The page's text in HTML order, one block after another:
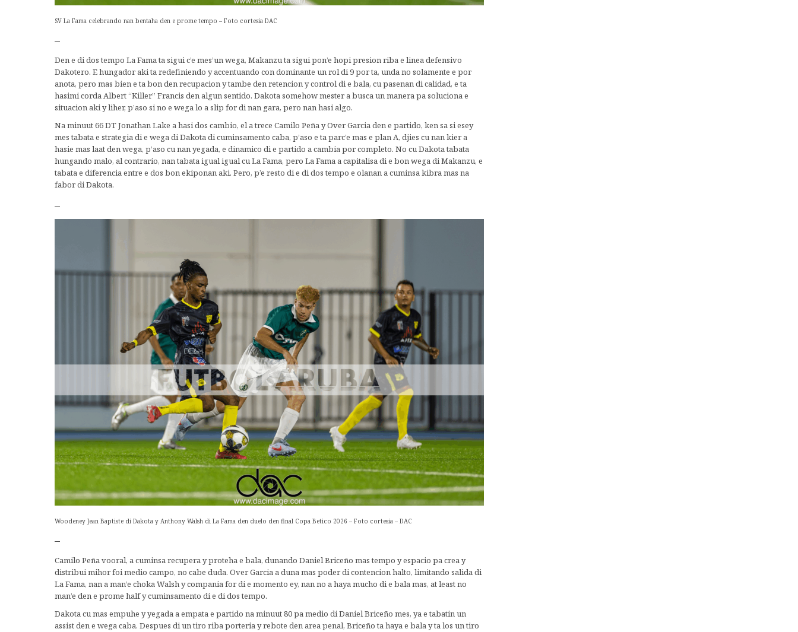
SV La Fama celebrando nan bentaha den e prome tempo – Foto cortesia DAC
–
Den e di dos tempo La Fama ta sigui c’e mes’un wega, Makanzu ta sigui pon’e hopi presion riba e linea defensivo
Dakotero. E hungador aki ta redefiniendo y accentuando con dominante un rol di 9 por ta, unda no solamente e por
anota, pero mas bien e ta bon den recupacion y tambe den retencion y control di e bala, cu pasenan di calidad, e ta
hasimi corda Albert “Killer” Francis den algun sentido. Dakota somehow mester a busca un manera pa soluciona e
situacion aki y liher, p’aso si no e wega lo a slip for di nan gara, pero nan hasi algo.
Na minuut 66 DT Jonathan Lake a hasi dos cambio, el a trece Camilo Peña y Over Garcia den e partido, ken sa si esey
mes tabata e strategia di e wega di Dakota di cuminsamento caba, p’aso e ta parc’e mas e plan A, djies cu nan kier a
hasie mas laat den wega, p’aso cu nan yegada, e dinamico di e partido a cambia por completo. No cu Dakota tabata
hungando malo, al contrario, nan tabata igual igual cu La Fama, pero La Fama a capitalisa di e bon wega di Makanzu, e
tabata e diferencia entre e dos bon ekiponan aki. Pero, p’e resto di e di dos tempo e olanan a cuminsa kibra mas na
fabor di Dakota.
–
Woodeney Jean Baptiste di Dakota y Anthony Walsh di La Fama den duelo den final Copa Betico 2026 – Foto cortesia – DAC
–
Camilo Peña vooral, a cuminsa recupera y proteha e bala, dunando Daniel Briceño mas tempo y espacio pa crea y
distribui mihor foi medio campo, no cabe duda. Over Garcia a duna mas poder di contencion halto, limitando salida di
La Fama, nan a man’e choka Walsh y compania for di e momento ey, nan no a haya mucho di e bala mas, at least no
man’e den e prome half y cuminsamento di e di dos tempo.
Dakota cu mas empuhe y yegada a empata e partido na minuut 80 pa medio di Daniel Briceño mes, ya e tabatin un
assist den e wega caba. Despues di un tiro riba porteria y rebote den area penal, Briceño ta haya e bala y ta los un tiro